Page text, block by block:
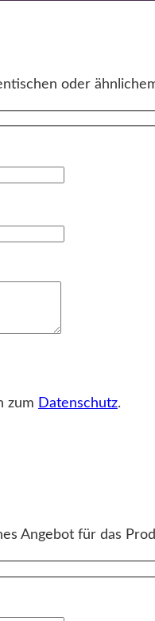
oder
zum Datenschutz.
Angebot für das